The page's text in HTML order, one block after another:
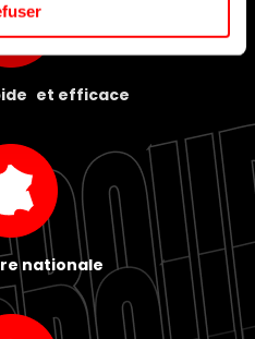
et efficace
nationale